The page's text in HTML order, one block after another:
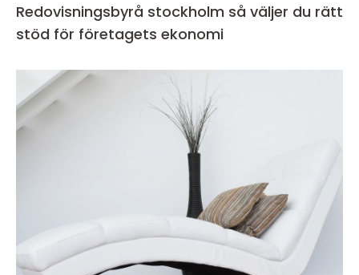
Redovisningsbyrå stockholm så väljer du rätt
stöd för företagets ekonomi